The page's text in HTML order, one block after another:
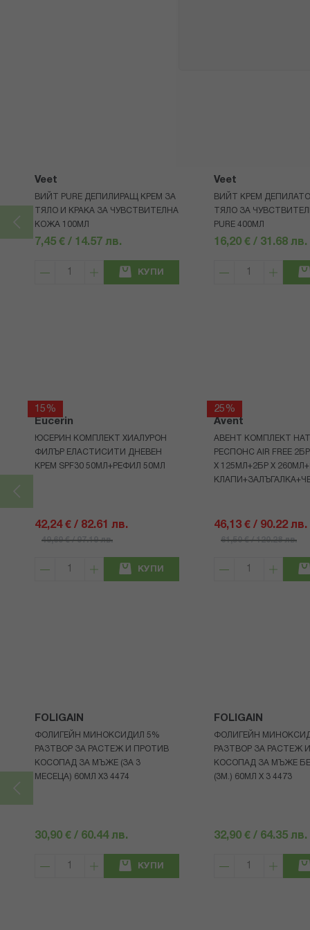
Veet
ВИЙТ PURE ДЕПИЛИРАЩ КРЕМ ЗА
ТЯЛО И КРАКА ЗА ЧУВСТВИТЕЛНА
КОЖА 100МЛ
7,45 € / 14.57 лв.
КУПИ
Veet
ВИЙТ КРЕМ
ТЯЛО ЗА
PURE 400МЛ
16,20 € / 31.68 лв.
15%
Eucerin
ЮСЕРИН КОМПЛЕКТ ХИАЛУРОН
ФИЛЪР ЕЛАСТИСИТИ ДНЕВЕН
КРЕМ SPF30 50МЛ+РЕФИЛ 50МЛ
42,24 € / 82.61 лв.
49,69 € / 97.19 лв.
КУПИ
25%
Avent
АВЕНТ КОМПЛЕКТ
РЕСПОНС AIR FREE
Х 125МЛ+2БР Х
46,13 € / 90.22 лв.
61,50 € / 120.28 лв.
FOLIGAIN
ФОЛИГЕЙН МИНОКСИДИЛ 5%
РАЗТВОР ЗА РАСТЕЖ И ПРОТИВ
КОСОПАД ЗА МЪЖЕ (ЗА 3
МЕСЕЦА) 60МЛ X3 4474
30,90 € / 60.44 лв.
КУПИ
FOLIGAIN
ФОЛИГЕЙН
РАЗТВОР ЗА РАСТЕЖ
КОСОПАД ЗА МЪЖЕ
(3М.) 60МЛ X 3 4473
32,90 € / 64.35 лв.